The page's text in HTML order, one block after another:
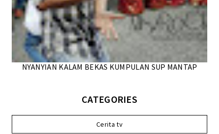
NYANYIAN KALAM BEKAS KUMPULAN SUP MANTAP
CATEGORIES
Cerita tv